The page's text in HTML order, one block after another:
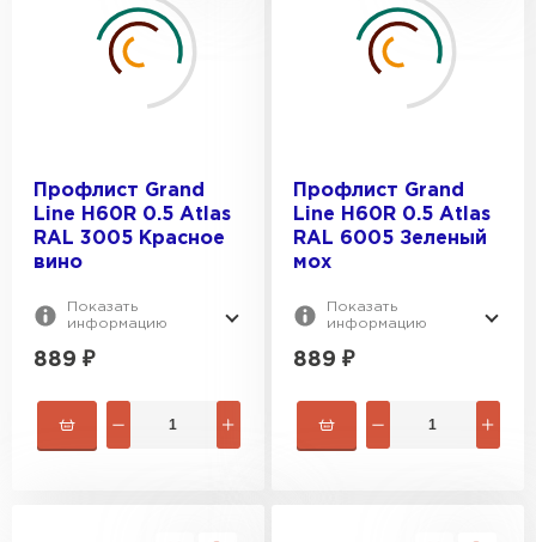
Металлик
Профлист Grand
Line H60R 0.5 Atlas
RAL 3005 Красное
вино
Показать
информацию
889 ₽
Профлист Grand
Line H60R 0.5 Atlas
RAL 6005 Зеленый
мох
Показать
информацию
889 ₽